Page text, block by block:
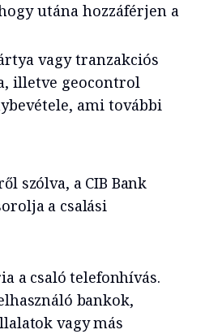
utána hozzáférjen a
vagy tranzakciós
illetve geocontrol
ami további
szólva, a CIB Bank
a csalási
a csaló telefonhívás.
bankok,
vagy más